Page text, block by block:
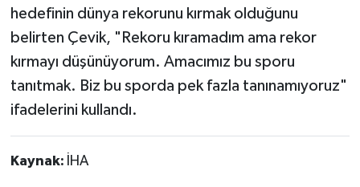
hedefinin dünya rekorunu kırmak olduğunu
belirten Çevik, "Rekoru kıramadım ama rekor
kırmayı düşünüyorum. Amacımız bu sporu
tanıtmak. Biz bu sporda pek fazla tanınamıyoruz"
ifadelerini kullandı.
Kaynak: İHA